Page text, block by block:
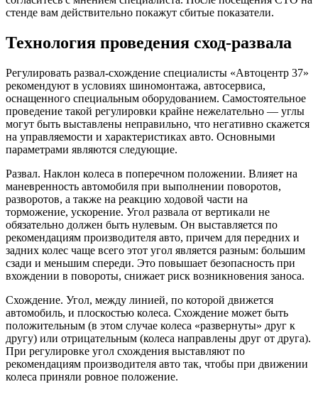
стенде вам действительно покажут сбитые показатели.
Технология проведения сход-развала
Регулировать развал-схождение специалисты «Автоцентр 37»
рекомендуют в условиях шиномонтажа, автосервиса,
оснащенного специальным оборудованием. Самостоятельное
проведение такой регулировки крайне нежелательно — углы
могут быть выставлены неправильно, что негативно скажется
на управляемости и характеристиках авто. Основными
параметрами являются следующие.
Развал. Наклон колеса в поперечном положении. Влияет на
маневренность автомобиля при выполнении поворотов,
разворотов, а также на реакцию ходовой части на
торможение, ускорение. Угол развала от вертикали не
обязательно должен быть нулевым. Он выставляется по
рекомендациям производителя авто, причем для передних и
задних колес чаще всего этот угол является разным: большим
сзади и меньшим спереди. Это повышает безопасность при
вхождении в повороты, снижает риск возникновения заноса.
Схождение. Угол, между линией, по которой движется
автомобиль, и плоскостью колеса. Схождение может быть
положительным (в этом случае колеса «развернуты» друг к
другу) или отрицательным (колеса направлены друг от друга).
При регулировке угол схождения выставляют по
рекомендациям производителя авто так, чтобы при движении
колеса приняли ровное положение.